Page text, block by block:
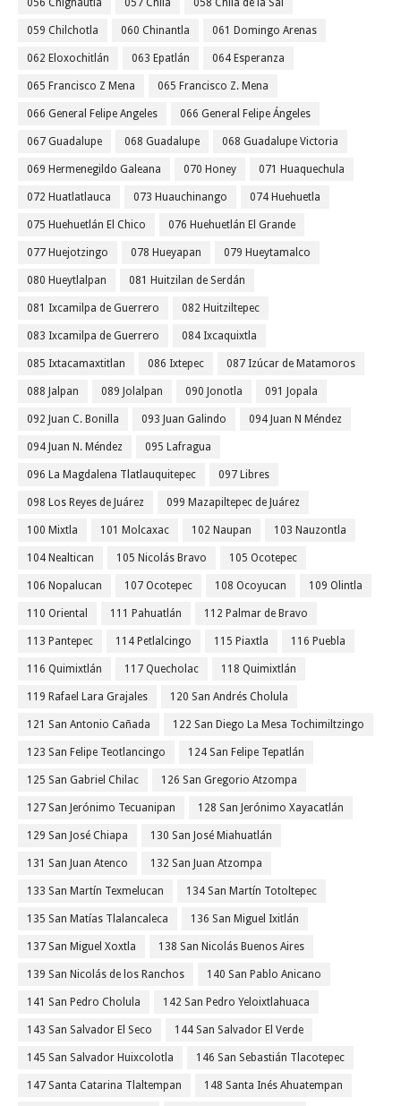
056 Chignautla 057 Chila 058 Chila de la Sal
059 Chilchotla 060 Chinantla 061 Domingo Arenas
062 Eloxochitlán 063 Epatlán 064 Esperanza
065 Francisco Z Mena 065 Francisco Z. Mena
066 General Felipe Angeles 066 General Felipe Ángeles
067 Guadalupe 068 Guadalupe 068 Guadalupe Victoria
069 Hermenegildo Galeana 070 Honey 071 Huaquechula
072 Huatlatlauca 073 Huauchinango 074 Huehuetla
075 Huehuetlán El Chico 076 Huehuetlán El Grande
077 Huejotzingo 078 Hueyapan 079 Hueytamalco
080 Hueytlalpan 081 Huitzilan de Serdán
081 Ixcamilpa de Guerrero 082 Huitziltepec
083 Ixcamilpa de Guerrero 084 Ixcaquixtla
085 Ixtacamaxtitlan 086 Ixtepec 087 Izúcar de Matamoros
088 Jalpan 089 Jolalpan 090 Jonotla 091 Jopala
092 Juan C. Bonilla 093 Juan Galindo 094 Juan N Méndez
094 Juan N. Méndez 095 Lafragua
096 La Magdalena Tlatlauquitepec 097 Libres
098 Los Reyes de Juárez 099 Mazapiltepec de Juárez
100 Mixtla 101 Molcaxac 102 Naupan 103 Nauzontla
104 Nealtican 105 Nicolás Bravo 105 Ocotepec
106 Nopalucan 107 Ocotepec 108 Ocoyucan 109 Olintla
110 Oriental 111 Pahuatlán 112 Palmar de Bravo
113 Pantepec 114 Petlalcingo 115 Piaxtla 116 Puebla
116 Quimixtlán 117 Quecholac 118 Quimixtlán
119 Rafael Lara Grajales 120 San Andrés Cholula
121 San Antonio Cañada 122 San Diego La Mesa Tochimiltzingo
123 San Felipe Teotlancingo 124 San Felipe Tepatlán
125 San Gabriel Chilac 126 San Gregorio Atzompa
127 San Jerónimo Tecuanipan 128 San Jerónimo Xayacatlán
129 San José Chiapa 130 San José Miahuatlán
131 San Juan Atenco 132 San Juan Atzompa
133 San Martín Texmelucan 134 San Martín Totoltepec
135 San Matías Tlalancaleca 136 San Miguel Ixitlán
137 San Miguel Xoxtla 138 San Nicolás Buenos Aires
139 San Nicolás de los Ranchos 140 San Pablo Anicano
141 San Pedro Cholula 142 San Pedro Yeloixtlahuaca
143 San Salvador El Seco 144 San Salvador El Verde
145 San Salvador Huixcolotla 146 San Sebastián Tlacotepec
147 Santa Catarina Tlaltempan 148 Santa Inés Ahuatempan